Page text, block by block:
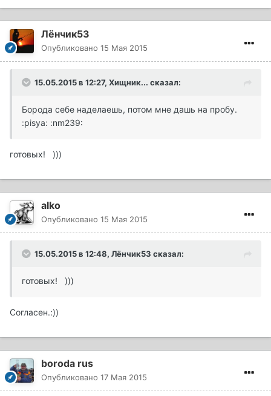
Лёнчик53
Опубликовано 15 Мая 2015
15.05.2015 в 12:27, Хищник... сказал:
Борода себе наделаешь, потом мне дашь на пробу.
:pisya: :nm239:
готовых! )))
alko
Опубликовано 15 Мая 2015
15.05.2015 в 12:48, Лёнчик53 сказал:
готовых! )))
Согласен.:))
boroda rus
Опубликовано 17 Мая 2015